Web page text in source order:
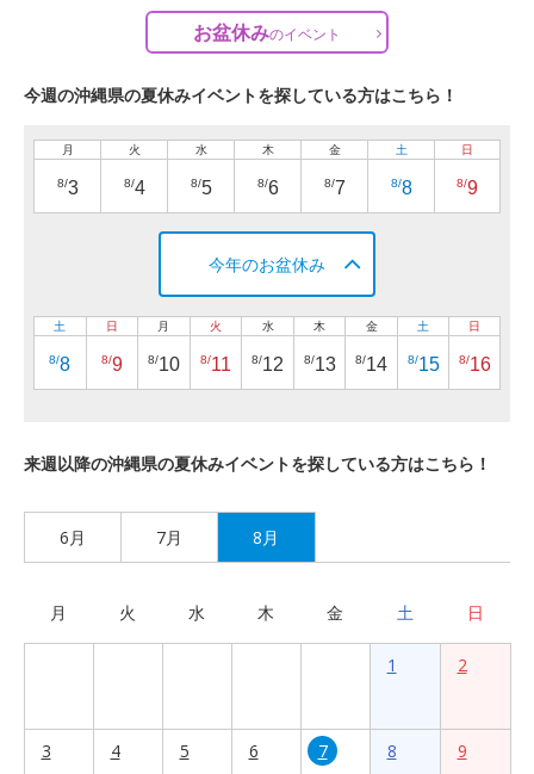
お盆休みのイベント
今週の沖縄県の夏休みイベントを探している方はこちら！
月
8/3
火
8/4
水
8/5
木
8/6
金
8/7
土
8/8
日
8/9
今年のお盆休み
土
8/8
日
8/9
月
8/10
火
8/11
水
8/12
木
8/13
金
8/14
土
8/15
日
8/16
来週以降の沖縄県の夏休みイベントを探している方はこちら！
6月 7月 8月
月 火 水 木 金 土 日
1 2
3 4 5 6 7 8 9